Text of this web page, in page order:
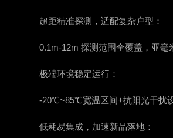
超距精准探测，适配复杂户型：
0.1m-12m 探测范围全覆盖，亚毫
极端环境稳定运行：
-20℃~85℃宽温区间+抗阳光干扰
低耗易集成，加速新品落地：